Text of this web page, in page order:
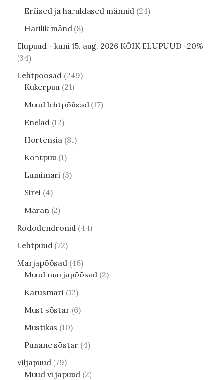
Erilised ja haruldased männid 24
Harilik mänd 8
Elupuud - kuni 15. aug. 2026 KÕIK ELUPUUD -20%
34
Lehtpõõsad 249
Kukerpuu 21
Muud lehtpõõsad 17
Enelad 12
Hortensia 81
Kontpuu 1
Lumimari 3
Sirel 4
Maran 2
Rododendronid 44
Lehtpuud 72
Marjapõõsad 46
Muud marjapõõsad 2
Karusmari 12
Must sõstar 6
Mustikas 10
Punane sõstar 4
Viljapuud 79
Muud viljapuud 2